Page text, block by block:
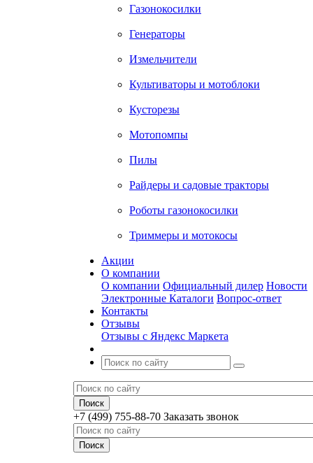
Газонокосилки
Генераторы
Измельчители
Культиваторы и мотоблоки
Кусторезы
Мотопомпы
Пилы
Райдеры и садовые тракторы
Роботы газонокосилки
Триммеры и мотокосы
Акции
О компании
О компании Официальный дилер Новости
Электронные Каталоги Вопрос-ответ
Контакты
Отзывы
Отзывы с Яндекс Маркета
+7 (499) 755-88-70 Заказать звонок